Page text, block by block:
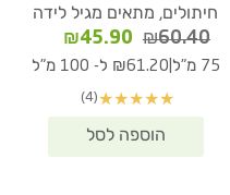
חיתולים, מתאים מגיל לידה
₪60.40
המחיר
המקורי
₪60.40.
₪45.90
הנוכחי
75 מ"ל ₪61.20 ל- 100 מ"ל
★
★
★
★
★
(4)